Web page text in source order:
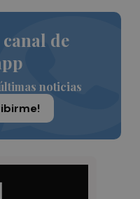
de
noticias